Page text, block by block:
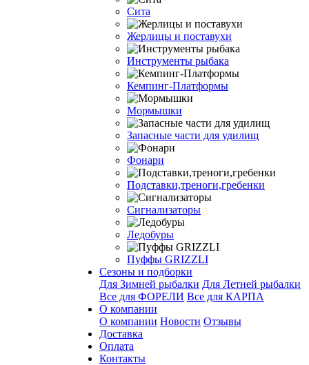
Сита
Жерлицы и поставухи
Инструменты рыбака
Кемпинг-Платформы
Мормышки
Запасные части для удилищ
Фонари
Подставки,треноги,гребенки
Сигнализаторы
Ледобуры
Пуффы GRIZZLI
Сезоны и подборки
Для Зимней рыбалки Для Летней рыбалки
Все для ФОРЕЛИ Все для КАРПА
О компании
О компании Новости Отзывы
Доставка
Оплата
Контакты